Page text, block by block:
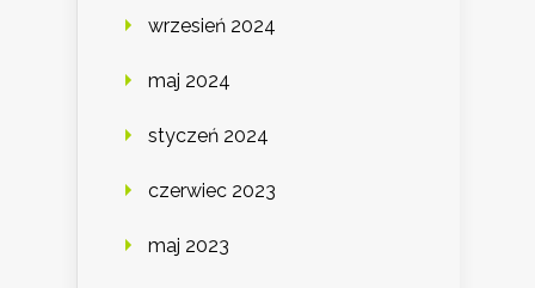
wrzesień 2024
maj 2024
styczeń 2024
czerwiec 2023
maj 2023